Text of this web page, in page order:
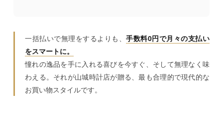
一括払いで無理をするよりも、手数料0円で月々の支払い
をスマートに。
憧れの逸品を手に入れる喜びを今すぐ、そして無理なく味
わえる。それが山城時計店が贈る、最も合理的で現代的な
お買い物スタイルです。